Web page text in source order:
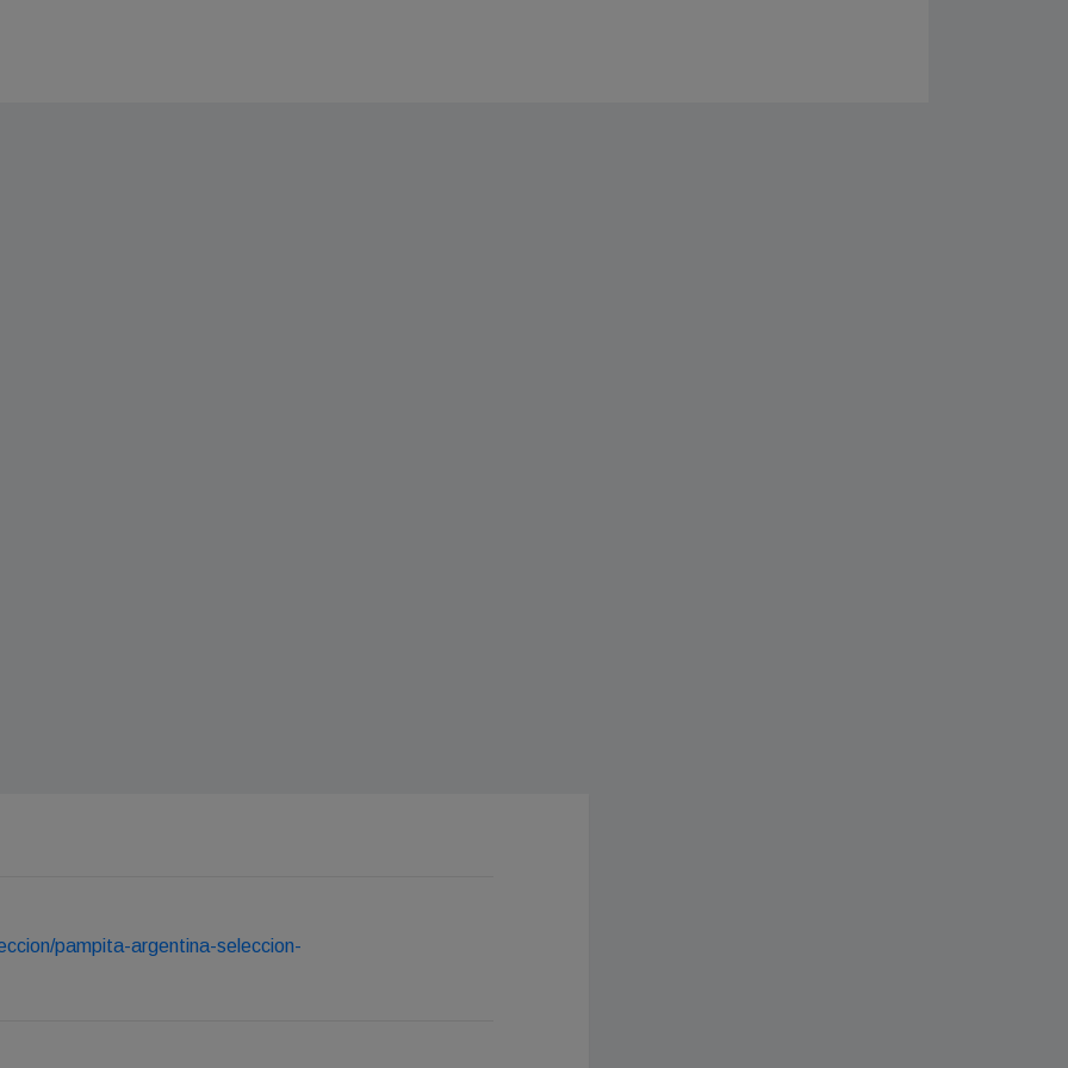
pampita-argentina-seleccion-